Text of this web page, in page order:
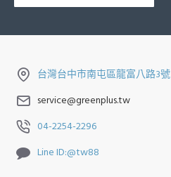
台灣台中市南屯區龍富八路3號
service@greenplus.tw
04-2254-2296
Line ID:@tw88